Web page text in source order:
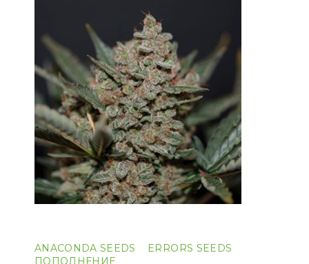
ANACONDA SEEDS
ERRORS SEEDS
ПОПОЛНЕНИЕ